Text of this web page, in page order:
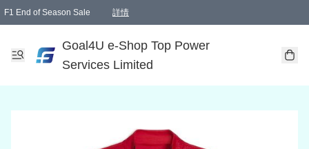
F1 End of Season Sale 詳情
Goal4U e-Shop Top Power
Services Limited